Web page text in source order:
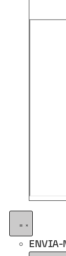
ENVIA-